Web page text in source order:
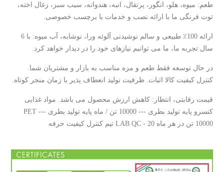
طعم: میوه، هلو، انگور، پرتقال، انبه، هندوانه، سیب سبز، زغال اخته،
توت فرنگی ما با ارائه نصب و خدمات با برچسب خصوصی.
ارائه 100٪ طبیعی و سالم نوشیدنی آلوئه ورا، نوشابه، آب میوه: با 6
سال تجربه ما، ما می توانیم نیازهای خود را در دیدار خواهد کرد.
در حال توسعه فقط طعم و مزه مناسب به بازار و مشتریان شما.
کنترل کیفیت کالا اثبات. ظرفیت تولید انعطاف پذیر با زمان منجر کوتاه.
قیمت رقابتی، انتظار: کاهش ارزش محصول می باشد. مواد غذایی
کنسرو پایه تولید بطری --- 10000 تن / ماه پایه تولید بطری PET ---
10000 تن در هر ماه LAB QC - 20 تیم کنترل کیفیت حرفه